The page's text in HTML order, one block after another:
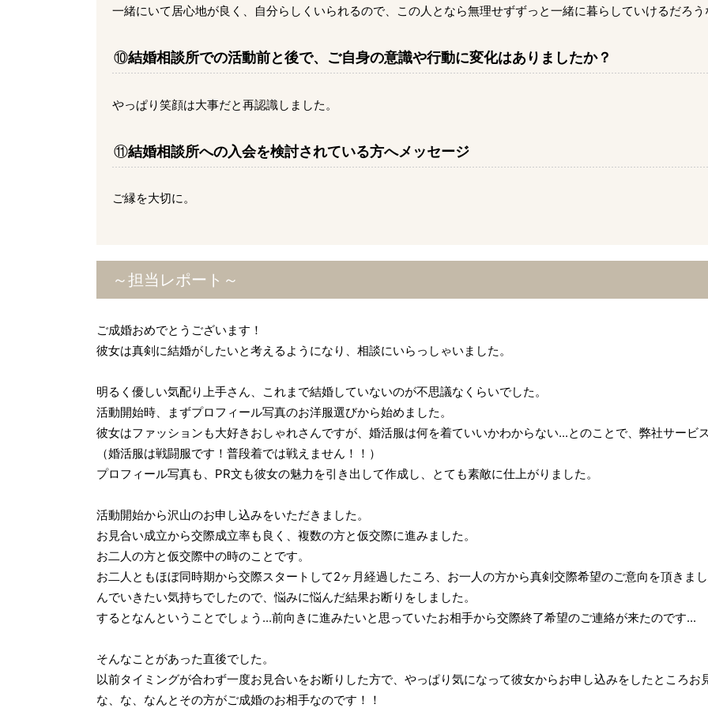
一緒にいて居心地が良く、自分らしくいられるので、この人となら無理せずずっと一緒に暮らしていけるだろう
⑩結婚相談所での活動前と後で、ご自身の意識や行動に変化はありましたか？
やっぱり笑顔は大事だと再認識しました。
⑪結婚相談所への入会を検討されている方へメッセージ
ご縁を大切に。
～担当レポート～
ご成婚おめでとうございます！
彼女は真剣に結婚がしたいと考えるようになり、相談にいらっしゃいました。
明るく優しい気配り上手さん、これまで結婚していないのが不思議なくらいでした。
活動開始時、まずプロフィール写真のお洋服選びから始めました。
彼女はファッションも大好きおしゃれさんですが、婚活服は何を着ていいかわからない...とのことで、弊社サービ
（婚活服は戦闘服です！普段着では戦えません！！）
プロフィール写真も、PR文も彼女の魅力を引き出して作成し、とても素敵に仕上がりました。
活動開始から沢山のお申し込みをいただきました。
お見合い成立から交際成立率も良く、複数の方と仮交際に進みました。
お二人の方と仮交際中の時のことです。
お二人ともほぼ同時期から交際スタートして2ヶ月経過したころ、お一人の方から真剣交際希望のご意向を頂きま
んでいきたい気持ちでしたので、悩みに悩んだ結果お断りをしました。
するとなんということでしょう...前向きに進みたいと思っていたお相手から交際終了希望のご連絡が来たのです...
そんなことがあった直後でした。
以前タイミングが合わず一度お見合いをお断りした方で、やっぱり気になって彼女からお申し込みをしたところお
な、な、なんとその方がご成婚のお相手なのです！！